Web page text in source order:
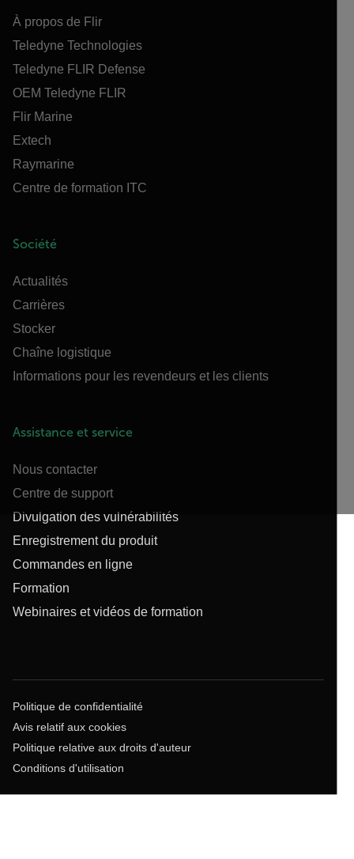
À propos de Flir
Teledyne Technologies
Teledyne FLIR Defense
OEM Teledyne FLIR
Flir Marine
Extech
Raymarine
Centre de formation ITC
Société
Actualités
Carrières
Stocker
Chaîne logistique
Informations pour les revendeurs et les clients
Assistance et service
Nous contacter
Centre de support
Divulgation des vulnérabilités
Enregistrement du produit
Commandes en ligne
Formation
Webinaires et vidéos de formation
Politique de confidentialité
Avis relatif aux cookies
Politique relative aux droits d'auteur
Conditions d'utilisation